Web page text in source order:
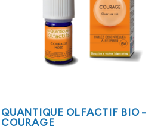
QUANTIQUE OLFACTIF BIO -
COURAGE